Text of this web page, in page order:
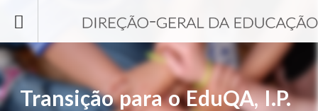
Transição para o EduQA, I.P.